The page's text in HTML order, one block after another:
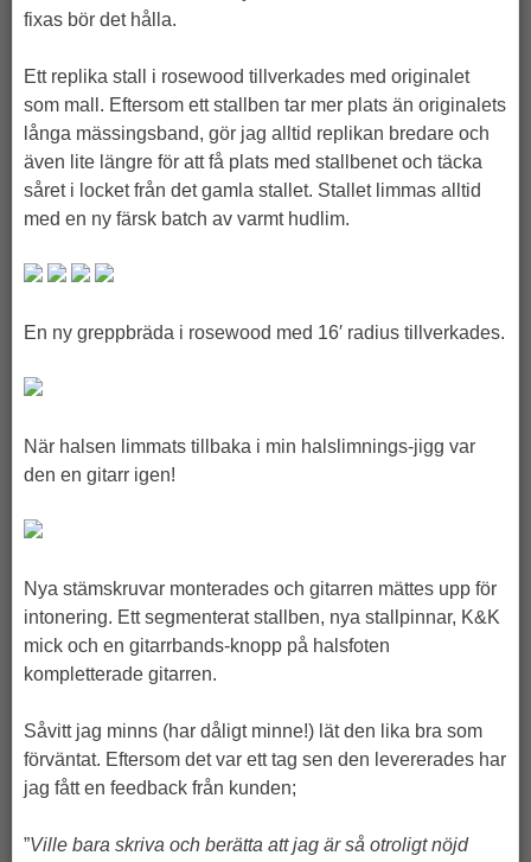
fixas bör det hålla.
Ett replika stall i rosewood tillverkades med originalet
som mall. Eftersom ett stallben tar mer plats än originalets
långa mässingsband, gör jag alltid replikan bredare och
även lite längre för att få plats med stallbenet och täcka
såret i locket från det gamla stallet. Stallet limmas alltid
med en ny färsk batch av varmt hudlim.
En ny greppbräda i rosewood med 16′ radius tillverkades.
När halsen limmats tillbaka i min halslimnings-jigg var
den en gitarr igen!
Nya stämskruvar monterades och gitarren mättes upp för
intonering. Ett segmenterat stallben, nya stallpinnar, K&K
mick och en gitarrbands-knopp på halsfoten
kompletterade gitarren.
Såvitt jag minns (har dåligt minne!) lät den lika bra som
förväntat. Eftersom det var ett tag sen den levererades har
jag fått en feedback från kunden;
”Ville bara skriva och berätta att jag är så otroligt nöjd